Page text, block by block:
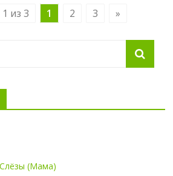
из 3 1 2 3 »
(Мама)